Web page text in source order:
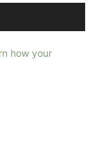
how your